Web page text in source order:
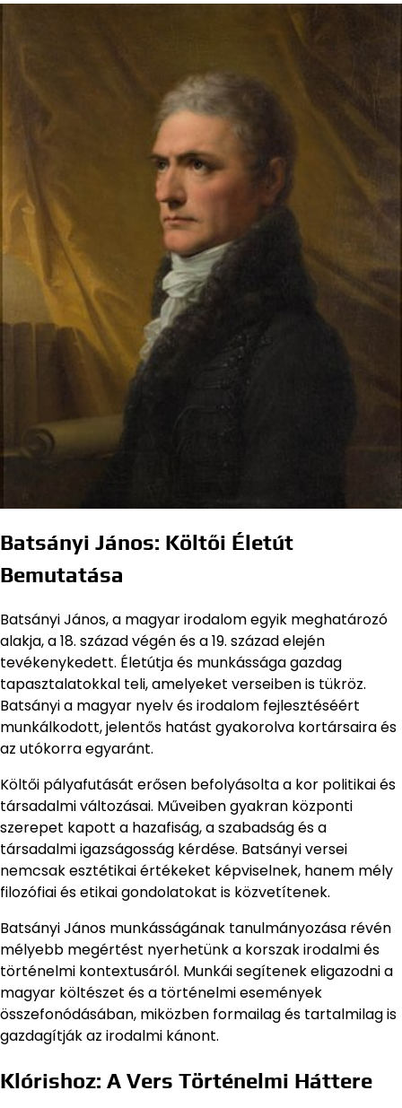
Batsányi János: Költői Életút
Bemutatása
Batsányi János, a magyar irodalom egyik meghatározó
alakja, a 18. század végén és a 19. század elején
tevékenykedett. Életútja és munkássága gazdag
tapasztalatokkal teli, amelyeket verseiben is tükröz.
Batsányi a magyar nyelv és irodalom fejlesztéséért
munkálkodott, jelentős hatást gyakorolva kortársaira és
az utókorra egyaránt.
Költői pályafutását erősen befolyásolta a kor politikai és
társadalmi változásai. Műveiben gyakran központi
szerepet kapott a hazafiság, a szabadság és a
társadalmi igazságosság kérdése. Batsányi versei
nemcsak esztétikai értékeket képviselnek, hanem mély
filozófiai és etikai gondolatokat is közvetítenek.
Batsányi János munkásságának tanulmányozása révén
mélyebb megértést nyerhetünk a korszak irodalmi és
történelmi kontextusáról. Munkái segítenek eligazodni a
magyar költészet és a történelmi események
összefonódásában, miközben formailag és tartalmilag is
gazdagítják az irodalmi kánont.
Klórishoz: A Vers Történelmi Háttere